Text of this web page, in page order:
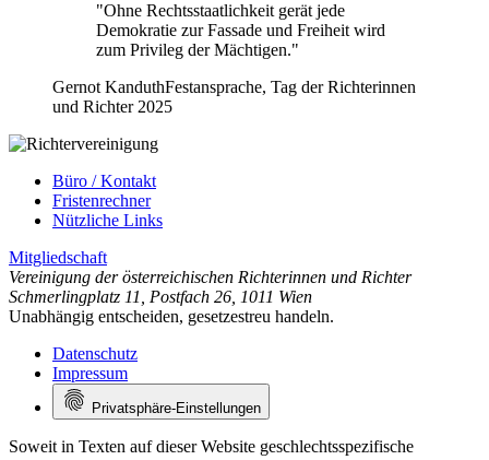
"Ohne Rechtsstaatlichkeit gerät jede
Demokratie zur Fassade und Freiheit wird
zum Privileg der Mächtigen."
Gernot KanduthFestansprache, Tag der Richterinnen
und Richter 2025
Büro / Kontakt
Fristenrechner
Nützliche Links
Mitgliedschaft
Vereinigung der österreichischen Richterinnen und Richter
Schmerlingplatz 11
Postfach 26 1011 Wien
Unabhängig entscheiden, gesetzestreu handeln.
Datenschutz
Impressum
Privatsphäre-Einstellungen
Soweit in Texten auf dieser Website geschlechtsspezifische